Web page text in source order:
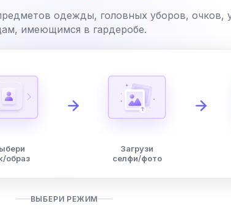
одежды, головных уборов,
имеющимся в гардеробе.
образ
Загрузи
селфи/фото
ВЫБЕРИ РЕЖИМ